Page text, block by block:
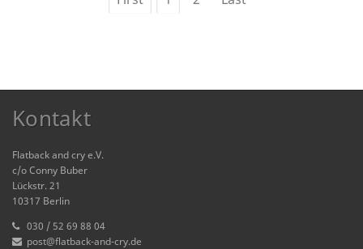
Kontakt
Flatback and cry e.V.
c/o Conny Buber
Lückstr. 21
10317 Berlin
030 / 52 69 88 04
post@flatback-and-cry.de